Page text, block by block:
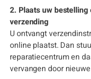
2. Plaats uw
verzending
U ontvangt
online plaatst. Dan
reparatiecentrum en
vervangen door